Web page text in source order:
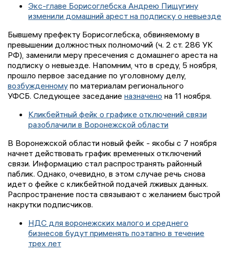
Экс-главе Борисоглебска Андрею Пищугину
изменили домашний арест на подписку о невыезде
Бывшему префекту Борисоглебска, обвиняемому в
превышении должностных полномочий (ч. 2 ст. 286 УК
РФ), заменили меру пресечения с домашнего ареста на
подписку о невыезде. Напомним, что в среду, 5 ноября,
прошло первое заседание по уголовному делу,
возбужденному по материалам регионального
УФСБ. Следующее заседание назначено на 11 ноября.
Кликбейтный фейк о графике отключений связи
разоблачили в Воронежской области
В Воронежской области новый фейк - якобы с 7 ноября
начнет действовать график временных отключений
связи. Информацию стал распространять районный
паблик. Однако, очевидно, в этом случае речь снова
идет о фейке с кликбейтной подачей лживых данных.
Распространение поста связывают с желанием быстрой
накрутки подписчиков.
НДС для воронежских малого и среднего
бизнесов будут применять поэтапно в течение
трех лет